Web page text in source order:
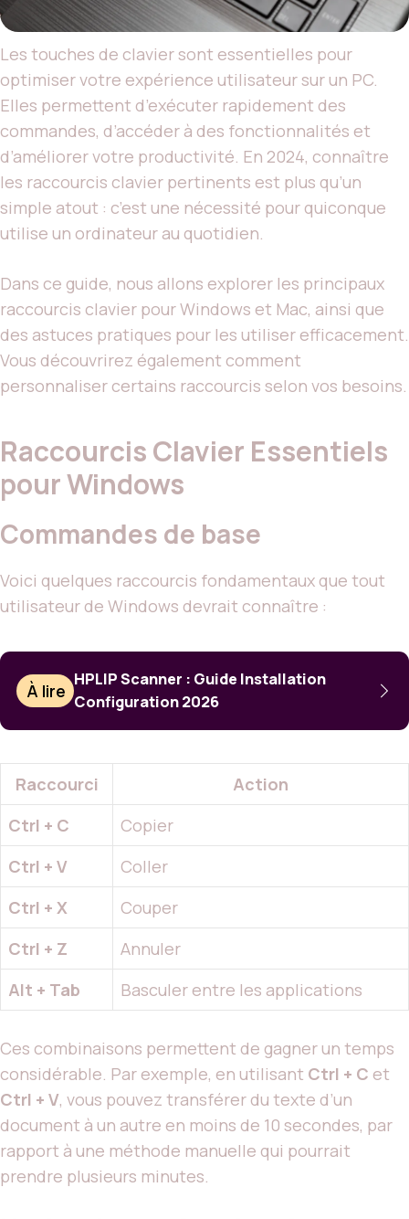
Les touches de clavier sont essentielles pour
optimiser votre expérience utilisateur sur un PC.
Elles permettent d’exécuter rapidement des
commandes, d’accéder à des fonctionnalités et
d’améliorer votre productivité. En 2024, connaître
les raccourcis clavier pertinents est plus qu’un
simple atout : c’est une nécessité pour quiconque
utilise un ordinateur au quotidien.
Dans ce guide, nous allons explorer les principaux
raccourcis clavier pour Windows et Mac, ainsi que
des astuces pratiques pour les utiliser efficacement.
Vous découvrirez également comment
personnaliser certains raccourcis selon vos besoins.
Raccourcis Clavier Essentiels
pour Windows
Commandes de base
Voici quelques raccourcis fondamentaux que tout
utilisateur de Windows devrait connaître :
À lire
HPLIP Scanner : Guide Installation
Configuration 2026
Raccourci
Action
Ctrl + C
Copier
Ctrl + V
Coller
Ctrl + X
Couper
Ctrl + Z
Annuler
Alt + Tab
Basculer entre les applications
Ces combinaisons permettent de gagner un temps
considérable. Par exemple, en utilisant Ctrl + C et
Ctrl + V, vous pouvez transférer du texte d’un
document à un autre en moins de 10 secondes, par
rapport à une méthode manuelle qui pourrait
prendre plusieurs minutes.